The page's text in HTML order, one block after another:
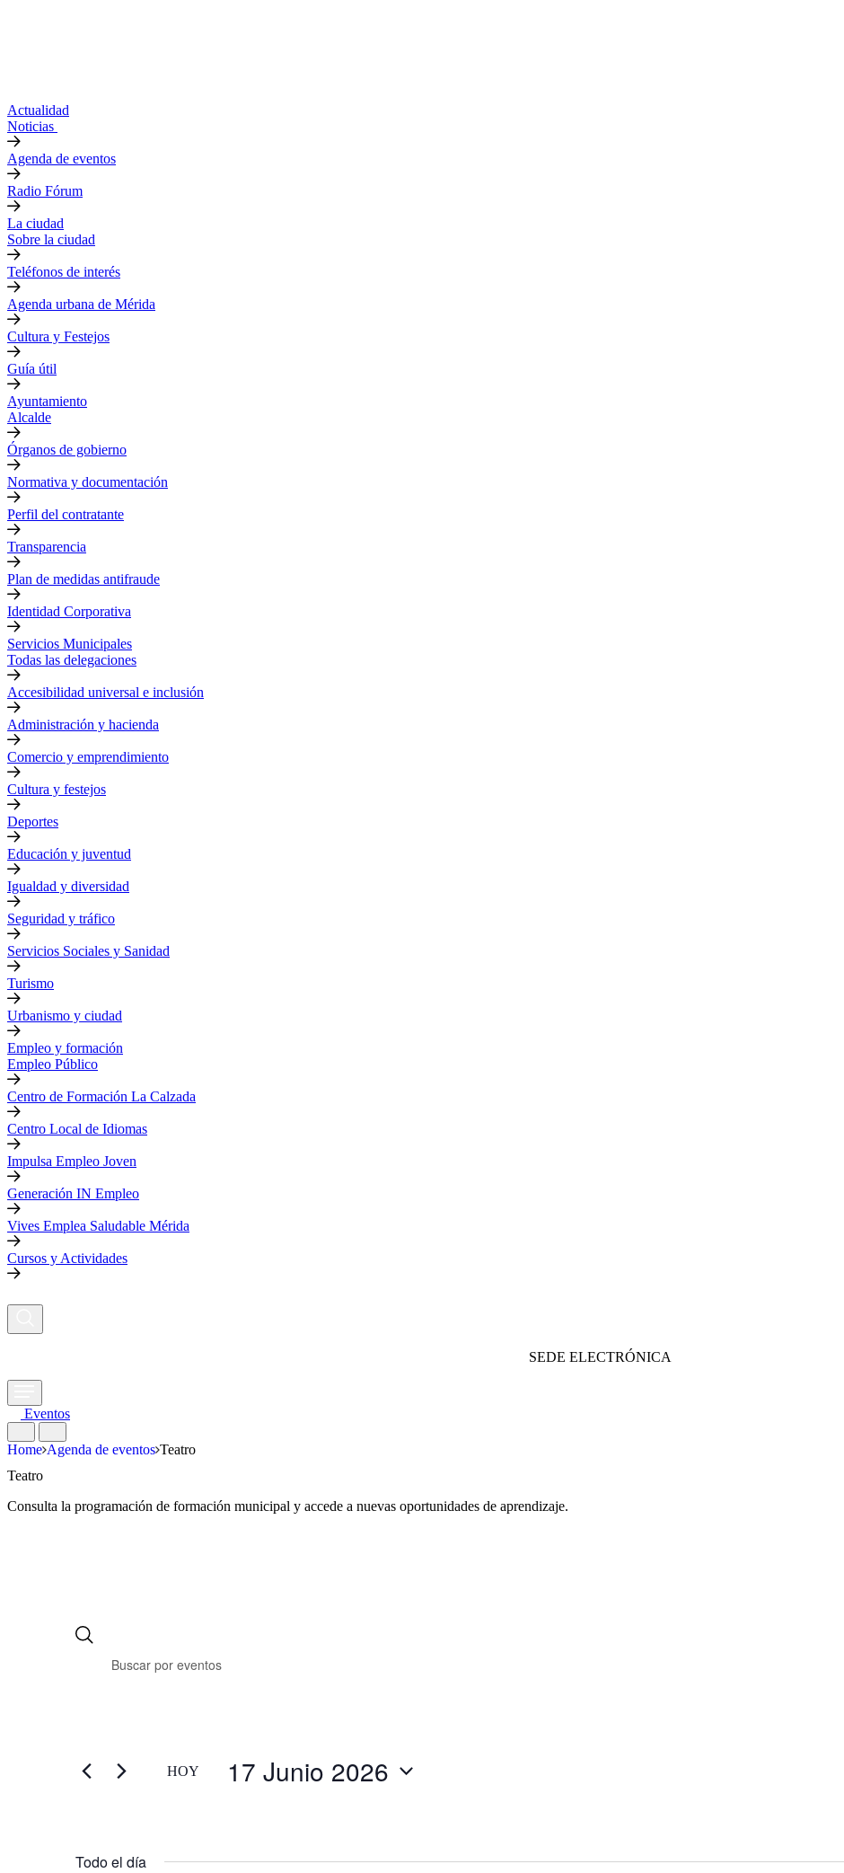
Actualidad
Noticias
Agenda de eventos
Radio Fórum
La ciudad
Sobre la ciudad
Teléfonos de interés
Agenda urbana de Mérida
Cultura y Festejos
Guía útil
Ayuntamiento
Alcalde
Órganos de gobierno
Normativa y documentación
Perfil del contratante
Transparencia
Plan de medidas antifraude
Identidad Corporativa
Servicios Municipales
Todas las delegaciones
Accesibilidad universal e inclusión
Administración y hacienda
Comercio y emprendimiento
Cultura y festejos
Deportes
Educación y juventud
Igualdad y diversidad
Seguridad y tráfico
Servicios Sociales y Sanidad
Turismo
Urbanismo y ciudad
Empleo y formación
Empleo Público
Centro de Formación La Calzada
Centro Local de Idiomas
Impulsa Empleo Joven
Generación IN Empleo
Vives Emplea Saludable Mérida
Cursos y Actividades
SEDE ELECTRÓNICA
Eventos
Home Agenda de eventos Teatro
Teatro
Consulta la programación de formación municipal y accede a nuevas oportunidades de aprendizaje.
HOY 17 Junio 2026
Todo el día